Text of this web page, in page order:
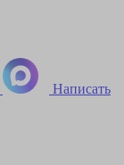
Написать